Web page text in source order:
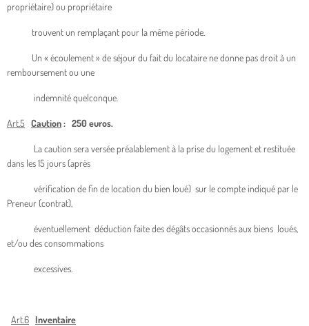
propriétaire) ou propriétaire
trouvent un remplaçant pour la même période.
Un « écoulement » de séjour du fait du locataire ne donne pas droit à un
remboursement ou une
indemnité quelconque.
Art.5 Caution: 250 euros.
La caution sera versée préalablement à la prise du logement et restituée
dans les 15 jours (après
vérification de fin de location du bien loué) sur le compte indiqué par le
Preneur (contrat),
éventuellement déduction faite des dégâts occasionnés aux biens loués,
et/ou des consommations
excessives.
Art.6 Inventaire